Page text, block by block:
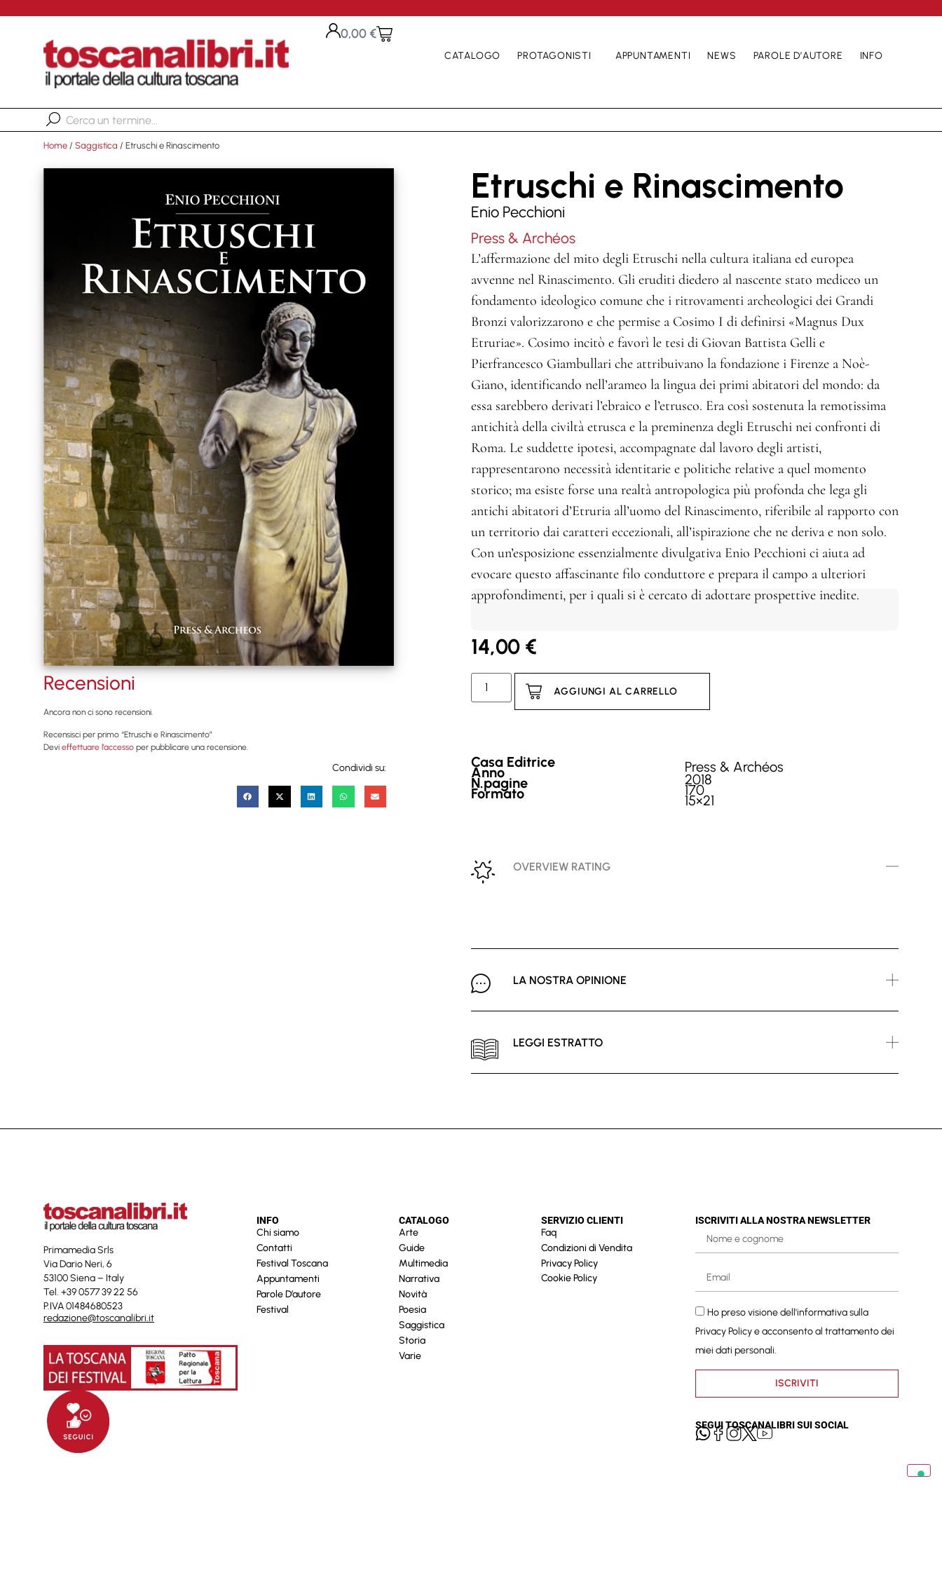
0,00€
CATALOGO PROTAGONISTI APPUNTAMENTI NEWS PAROLE D’AUTORE INFO
Home / Saggistica / Etruschi e Rinascimento
Recensioni
Ancora non ci sono recensioni.
Recensisci per primo “Etruschi e Rinascimento”
Devi effettuare l’accesso per pubblicare una recensione.
Condividi su:
Etruschi e Rinascimento
Enio Pecchioni
Press & Archéos
L’affermazione del mito degli Etruschi nella cultura italiana ed europea
avvenne nel Rinascimento. Gli eruditi diedero al nascente stato mediceo un
fondamento ideologico comune che i ritrovamenti archeologici dei Grandi
Bronzi valorizzarono e che permise a Cosimo I di definirsi «Magnus Dux
Etruriae». Cosimo incitò e favorì le tesi di Giovan Battista Gelli e
Pierfrancesco Giambullari che attribuivano la fondazione i Firenze a Noè-
Giano, identificando nell’arameo la lingua dei primi abitatori del mondo: da
essa sarebbero derivati l’ebraico e l’etrusco. Era così sostenuta la remotissima
antichità della civiltà etrusca e la preminenza degli Etruschi nei confronti di
Roma. Le suddette ipotesi, accompagnate dal lavoro degli artisti,
rappresentarono necessità identitarie e politiche relative a quel momento
storico; ma esiste forse una realtà antropologica più profonda che lega gli
antichi abitatori d’Etruria all’uomo del Rinascimento, riferibile al rapporto con
un territorio dai caratteri eccezionali, all’ispirazione che ne deriva e non solo.
Con un’esposizione essenzialmente divulgativa Enio Pecchioni ci aiuta ad
evocare questo affascinante filo conduttore e prepara il campo a ulteriori
approfondimenti, per i quali si è cercato di adottare prospettive inedite.
14,00 €
AGGIUNGI AL CARRELLO
Casa Editrice Press & Archéos
Anno 2018
N.pagine 170
Formato 15×21
OVERVIEW RATING
LA NOSTRA OPINIONE
LEGGI ESTRATTO
Primamedia Srls
Via Dario Neri, 6
53100 Siena – Italy
Tel. +39 0577 39 22 56
P.IVA 01484680523
redazione@toscanalibri.it
INFO
Chi siamo
Contatti
Festival Toscana
Appuntamenti
Parole D’autore
Festival
CATALOGO
Arte
Guide
Multimedia
Narrativa
Novità
Poesia
Saggistica
Storia
Varie
SERVIZIO CLIENTI
Faq
Condizioni di Vendita
Privacy Policy
Cookie Policy
ISCRIVITI ALLA NOSTRA NEWSLETTER
Ho preso visione dell'informativa sulla
Privacy Policye acconsento al trattamento dei
miei dati personali.
ISCRIVITI
SEGUI TOSCANALIBRI SUI SOCIAL